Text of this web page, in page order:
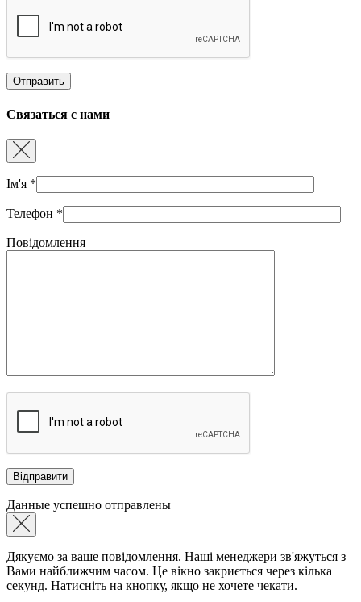
Связаться с нами
Ім'я *
Телефон *
Повідомлення
Данные успешно отправлены
Дякуємо за ваше повідомлення. Наші менеджери зв'яжуться з
Вами найближчим часом. Це вікно закриється через кілька
секунд. Натисніть на кнопку, якщо не хочете чекати.